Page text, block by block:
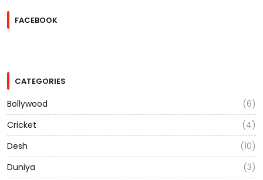
FACEBOOK
CATEGORIES
Bollywood
(6)
Cricket
(4)
Desh
(10)
Duniya
(3)